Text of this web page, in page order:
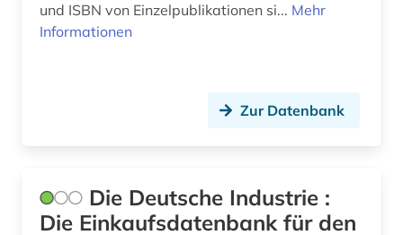
frau (1)
galerie (2)
und ISBN von Einzelpublikationen si... Mehr
Informationen
Zur Datenbank
Die Deutsche Industrie :
Die Einkaufsdatenbank für den